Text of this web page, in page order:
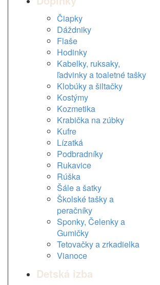
Čiapky
Dáždniky
Flaše
Hodinky
Kabelky, ruksaky,
ľadvinky a toaletné tašky
Klobúky a šiltačky
Kostýmy
Kozmetika
Krabička na zúbky
Kufre
Lízatká
Podbradníky
Rukavice
Rúška
Šále a šatky
Školské tašky a
peračníky
Sponky, Čelenky a
Gumičky
Tetovačky a zrkadielka
Vianoce
Detská izba